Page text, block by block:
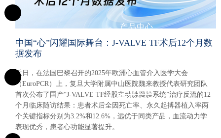
产品中心
企业资讯
中国“心”闪耀国际舞台：J-VALVE TF术后12个月数
据发布
近日，在法国巴黎召开的2025年欧洲心血管介入医学大会
（EuroPCR）上，复旦大学附属中山医院魏来教授代表研究团队
首次公布了国产“J-VALVE TF经股主动脉瓣膜系统”治疗反流的12
个月临床随访结果：患者术后全因死亡率、永久起搏器植入率两
个关键指标分别为3.2%和12.6%，远优于同类产品，血流动力学
表现优秀，患者心功能显著提升。